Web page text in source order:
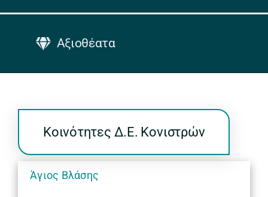
Αξιοθέατα
Κοινότητες Δ.Ε. Κονιστρών
Άγιος Βλάσης